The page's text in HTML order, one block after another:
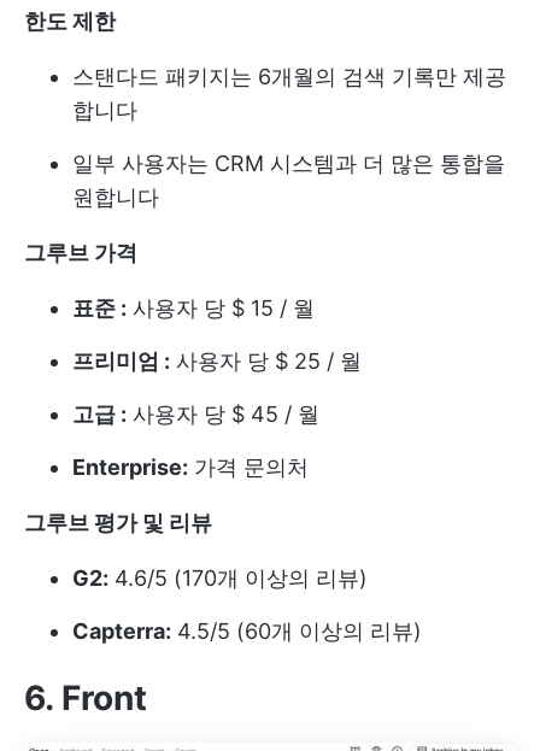
한도 제한
스탠다드 패키지는 6개월의 검색 기록만 제공
합니다
일부 사용자는 CRM 시스템과 더 많은 통합을
원합니다
그루브 가격
표준 : 사용자 당 $ 15 / 월
프리미엄 : 사용자 당 $ 25 / 월
고급 : 사용자 당 $ 45 / 월
Enterprise: 가격 문의처
그루브 평가 및 리뷰
G2: 4.6/5 (170개 이상의 리뷰)
Capterra: 4.5/5 (60개 이상의 리뷰)
6. Front